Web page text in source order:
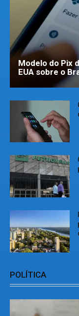
Modelo do Pix
EUA sobre o
POLÍTICA